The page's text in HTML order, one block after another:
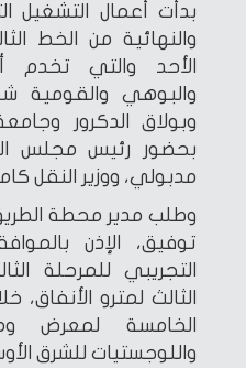
بدأت أعمال التشغيل
والنهائية من الخط
الأحد والتي تخدم
والبوهي والقومية
وبولاق الدكرور
بحضور رئيس مجلس
مدبولي، ووزير النقل
وطلب مدير محطة
توفيق، الإذن
التجريبي للمرحلة
الثالث لمترو الأنفاق،
الخامسة لمعرض
واللوجستيات للشرق